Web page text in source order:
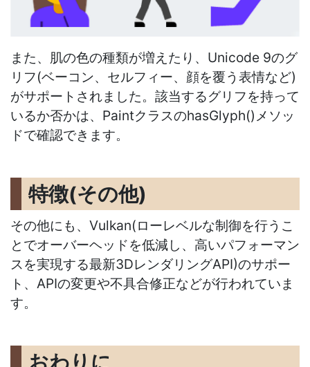
また、肌の色の種類が増えたり、Unicode 9のグ
リフ(ベーコン、セルフィー、顔を覆う表情など)
がサポートされました。該当するグリフを持って
いるか否かは、PaintクラスのhasGlyph()メソッ
ドで確認できます。
特徴(その他)
その他にも、Vulkan(ローレベルな制御を行うこ
とでオーバーヘッドを低減し、高いパフォーマン
スを実現する最新3DレンダリングAPI)のサポー
ト、APIの変更や不具合修正などが行われていま
す。
おわりに